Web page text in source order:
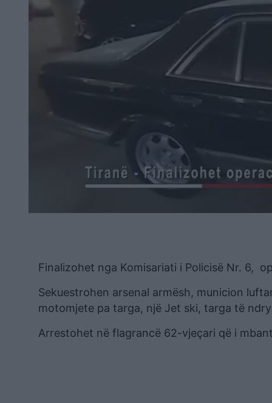
Finalizohet nga Komisariati i Policisë Nr. 6,
Sekuestrohen arsenal armësh, municion
motomjete pa targa, një Jet ski, targa të
Arrestohet në flagrancë 62-vjeçari që i